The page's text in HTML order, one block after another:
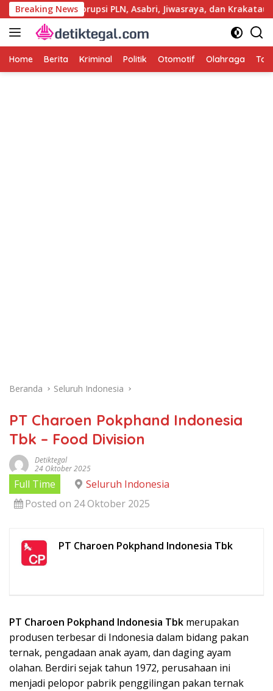
Langsung
ke
konten
Breaking News
Kasus Korupsi PLN, Asabri, Jiwasraya, dan Krakatau Steel
Home Berita Kriminal Politik Otomotif Olahraga
Beranda Seluruh Indonesia
PT Charoen Pokphand Indonesia
Tbk – Food Division
Detiktegal
24 Oktober 2025
Full Time
Seluruh Indonesia
Posted on 24 Oktober 2025
PT Charoen Pokphand Indonesia Tbk
PT Charoen Pokphand Indonesia Tbk merupakan
produsen terbesar di Indonesia dalam bidang pakan
ternak, pengadaan anak ayam, dan daging ayam
olahan. Berdiri sejak tahun 1972, perusahaan ini
menjadi pelopor pabrik penggilingan pakan ternak